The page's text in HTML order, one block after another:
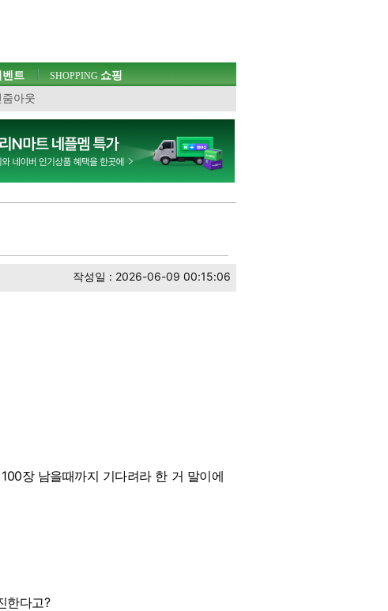
줌아웃
트 SHOPPING 쇼핑
작성일 : 2026-06-09 00:15:06
장 남을때까지 기다려라 한 거 말이에
한다고?